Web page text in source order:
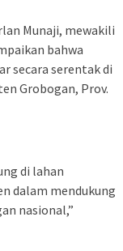
Munaji, mewakili
bahwa
secara serentak di
Grobogan, Prov.
di lahan
dalam mendukung
nasional,”